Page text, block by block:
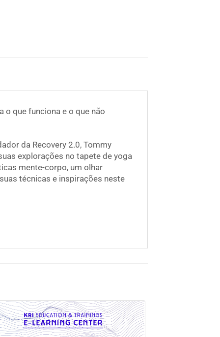
o que funciona e o que não
da Recovery 2.0, Tommy
explorações no tapete de yoga
mente-corpo, um olhar
técnicas e inspirações neste